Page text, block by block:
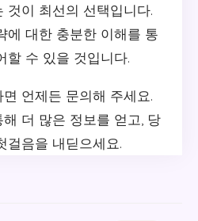
것이 최선의 선택입니다.
에 대한 충분한 이해를 통
할 수 있을 것입니다.
언제든 문의해 주세요.
더 많은 정보를 얻고, 당
걸음을 내딛으세요.